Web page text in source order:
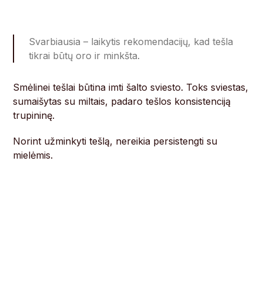
Svarbiausia – laikytis rekomendacijų, kad tešla
tikrai būtų oro ir minkšta.
Smėlinei tešlai būtina imti šalto sviesto. Toks sviestas,
sumaišytas su miltais, padaro tešlos konsistenciją
trupininę.
Norint užminkyti tešlą, nereikia persistengti su
mielėmis.